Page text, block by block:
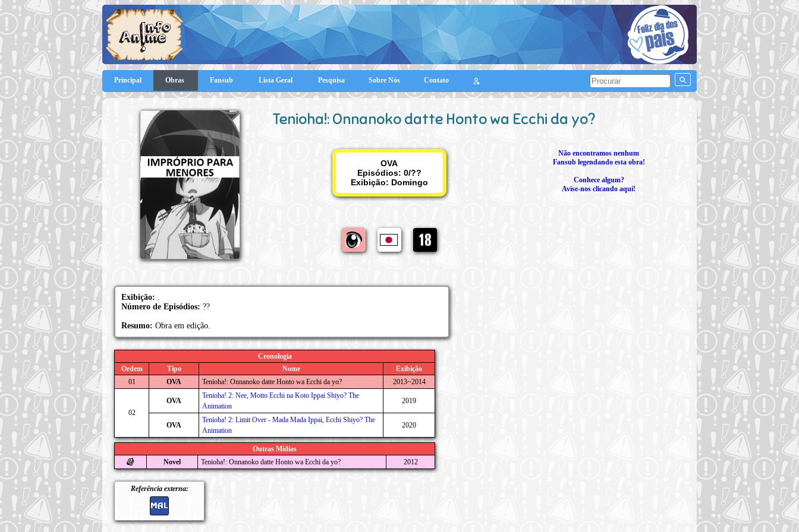
Principal Obras Fansub Lista Geral Pesquisa Sobre Nós Contato
Tenioha!: Onnanoko datte Honto wa Ecchi da yo?
OVA
Episódios: 0/??
Exibição: Domingo
Não encontramos nenhum
Fansub legendando esta obra!
Conhece algum?
Avise-nos clicando aqui!
Exibição: .
Número de Episódios: ??
Resumo: Obra em edição.
Cronologia
Ordem
Tipo Nome
Exibição
01
OVA Tenioha!: Onnanoko datte Honto wa Ecchi da yo? 2013~2014
02
OVA
Tenioha! 2: Nee, Motto Ecchi na Koto Ippai Shiyo? The
Animation
2019
OVA
Tenioha! 2: Limit Over - Mada Mada Ippai, Ecchi Shiyo? The
Animation
2020
Outras Mídias
Novel
Tenioha!: Onnanoko datte Honto wa Ecchi da yo? 2012
Referência externa: